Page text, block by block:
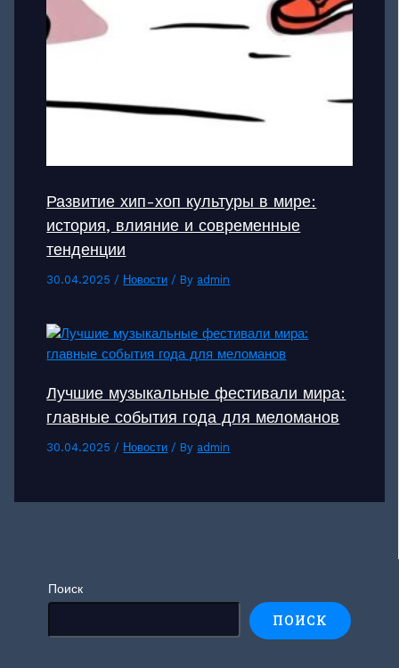
Развитие хип-хоп культуры в мире:
история, влияние и современные
тенденции
30.04.2025 / Новости / By admin
Лучшие музыкальные фестивали мира:
главные события года для меломанов
30.04.2025/ Новости / By admin
Поиск
ПОИСК